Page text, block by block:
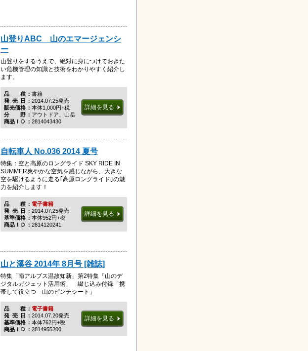
山登りABC 山のエマージェンシ
ー
山登りをするうえで、絶対に身につけておきた
い危機管理の知識と技術をわかりやすく紹介し
ます。
品種書籍
発売日 2014.07.25発売
販売価格
本体1,000円+税
分野アウトドア、山岳
商品ＩＤ
2814043430
詳細を見る
自転車人 No.036 2014 夏号
特集：空と高原のロングライド SKY RIDE IN
SUMMER爽やかな空気を感じながら、大きな
空を駆けるように走る｢高原ロングライド｣の魅
力を紹介します！
品種電子書籍
発売日 2014.07.25発売
基準価格
本体952円+税
商品ＩＤ
2814120241
詳細を見る
山と溪谷 2014年 8月号 [雑誌]
特集「南アルプス温故知新」第2特集「山のデ
ジタルガジェット活用術」 綴じ込み付録「携
帯して役立つ 山のピンチシート」
品種電子書籍
発売日 2014.07.20発売
基準価格
本体762円+税
商品ＩＤ
2814955200
詳細を見る